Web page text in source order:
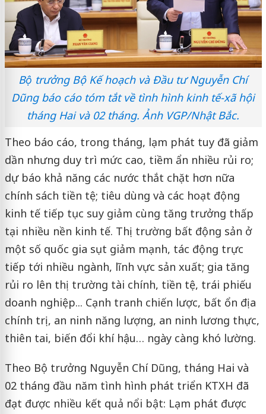
Bộ trưởng Bộ Kế hoạch và Đầu tư Nguyễn Chí
Dũng báo cáo tóm tắt về tình hình kinh tế-xã hội
tháng Hai và 02 tháng. Ảnh VGP/Nhật Bắc.
Theo báo cáo, trong tháng, lạm phát tuy đã giảm
dần nhưng duy trì mức cao, tiềm ẩn nhiều rủi ro;
dự báo khả năng các nước thắt chặt hơn nữa
chính sách tiền tệ; tiêu dùng và các hoạt động
kinh tế tiếp tục suy giảm cùng tăng trưởng thấp
tại nhiều nền kinh tế. Thị trường bất động sản ở
một số quốc gia sụt giảm mạnh, tác động trực
tiếp tới nhiều ngành, lĩnh vực sản xuất; gia tăng
rủi ro lên thị trường tài chính, tiền tệ, trái phiếu
doanh nghiệp... Cạnh tranh chiến lược, bất ổn địa
chính trị, an ninh năng lượng, an ninh lương thực,
thiên tai, biến đổi khí hậu… ngày càng khó lường.
Theo Bộ trưởng Nguyễn Chí Dũng, tháng Hai và
02 tháng đầu năm tình hình phát triển KTXH đã
đạt được nhiều kết quả nổi bật: Lạm phát được